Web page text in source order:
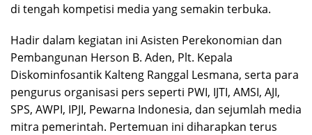
di tengah kompetisi media yang semakin terbuka.
Hadir dalam kegiatan ini Asisten Perekonomian dan
Pembangunan Herson B. Aden, Plt. Kepala
Diskominfosantik Kalteng Ranggal Lesmana, serta para
pengurus organisasi pers seperti PWI, IJTI, AMSI, AJI,
SPS, AWPI, IPJI, Pewarna Indonesia, dan sejumlah media
mitra pemerintah. Pertemuan ini diharapkan terus